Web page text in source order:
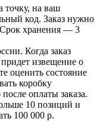
точку, на ваш
код. Заказ нужно
Срок хранения — 3
Когда заказ
извещение о
оценить состояние
коробку
оплаты заказа.
10 позиций и
100 000 р.